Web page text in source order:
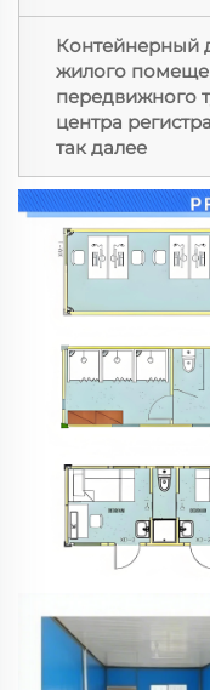
Контейнерный
жилого
передвижного
центра
так далее